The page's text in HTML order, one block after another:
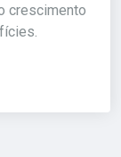
crescimento